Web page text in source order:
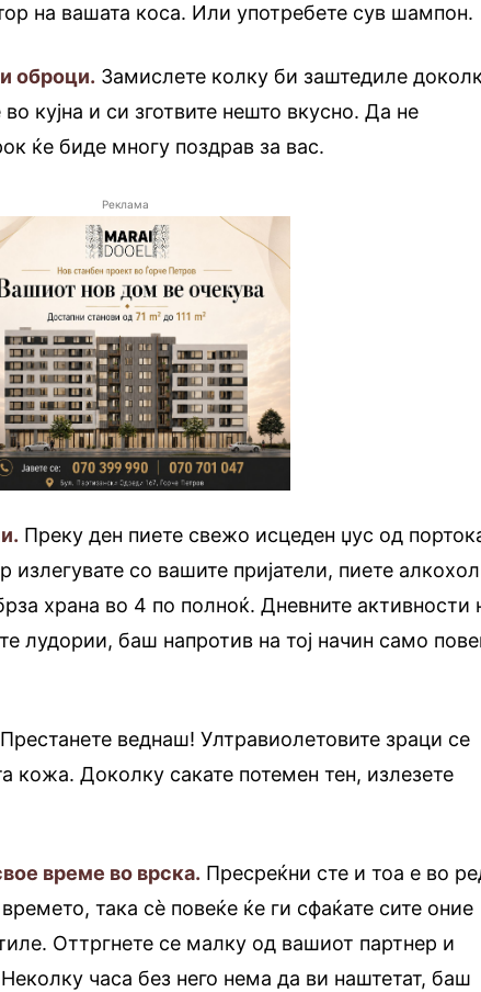
на вашата коса. Или употребете сув шампон.
оброци. Замислете колку би заштедиле
кујна и си зготвите нешто вкусно. Да не
ќе биде многу поздрав за вас.
Реклама
Преку ден пиете свежо исцеден џус од
излегувате со вашите пријатели, пиете
храна во 4 по полноќ. Дневните активности
лудории, баш напротив на тој начин само
Престанете веднаш! Ултравиолетовите зраци се
кожа. Доколку сакате потемен тен, излезете
време во врска. Пресреќни сте и тоа е во
така сè повеќе ќе ги сфаќате сите оние
Оттргнете се малку од вашиот партнер и
Неколку часа без него нема да ви наштетат, баш